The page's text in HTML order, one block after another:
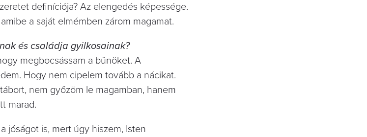
definíciója? Az elengedés képessége.
a saját elmémben zárom magamat.
és családja gyilkosainak?
megbocsássam a bűnöket. A
Hogy nem cipelem tovább a nácikat.
nem győzöm le magamban, hanem
marad.
jóságot is, mert úgy hiszem, Isten